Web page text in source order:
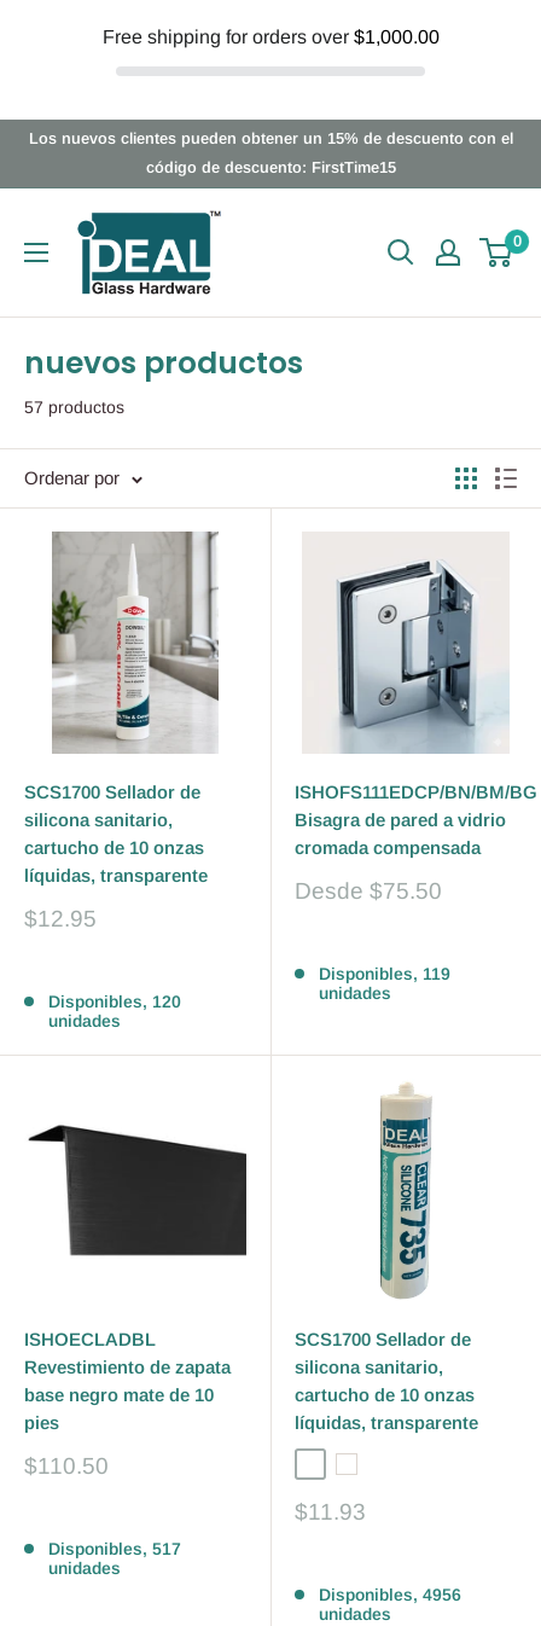
Free shipping for orders over $1,000.00
Los nuevos clientes pueden obtener un 15% de descuento con el
código de descuento: FirstTime15
Ideal
Glass
Hardware
Canada
0
nuevos productos
57 productos
Ordenar por
SCS1700 Sellador de
silicona sanitario,
cartucho de 10 onzas
líquidas, transparente
Precio
$12.95
Disponibles, 120
unidades
ISHOFS111EDCP/BN/BM/BG
Bisagra de pared a vidrio
cromada compensada
Precio
Desde $75.50
Disponibles, 119
unidades
ISHOECLADBL
Revestimiento de zapata
base negro mate de 10
pies
Precio
$110.50
Disponibles, 517
unidades
SCS1700 Sellador de
silicona sanitario,
cartucho de 10 onzas
líquidas, transparente
Precio
$11.93
Disponibles, 4956
unidades